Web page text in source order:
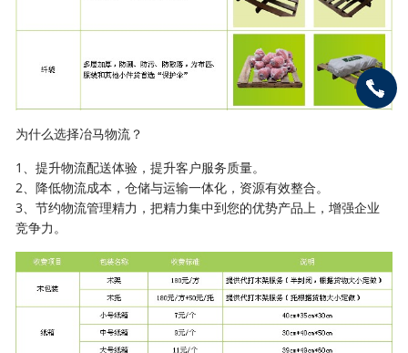
为什么选择冶马物流？
1、提升物流配送体验，提升客户服务质量。
2、降低物流成本，仓储与运输一体化，资源有效整合。
3、节约物流管理精力，把精力集中到您的优势产品上，增强企业
竞争力。